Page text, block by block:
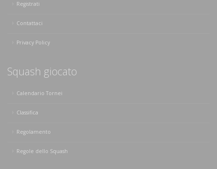
Registrati
Contattaci
Privacy Policy
Squash giocato
Calendario Tornei
Classifica
Regolamento
Regole dello Squash